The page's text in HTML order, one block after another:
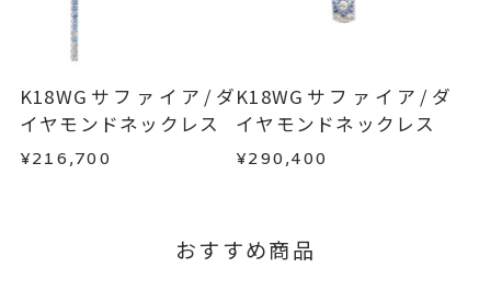
こちらの商品はお届けまでにお時
カテゴリー
リング、
サファイア、
ダイヤモンド、
パヴェ 、
お届け予定日はご注文から2営業日以内にメールに
てご案内いたします。
は、早急に商品を交換させていただきます。
お手数ですが商品到着後7日間以内に、お電話また
はお問い合わせフォームよりご連絡ください。
この場合の返送料は弊社にて負担いたしますの
で、着払いにてご返送ください。
詳細はこちら
K18WGサファイア/ダ
イヤモンドネックレス
¥216,700
K18WGサファイア/ダ
イヤモンドネックレス
¥290,400
おすすめ商品